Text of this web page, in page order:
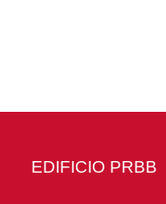
EDIFICIO PRBB